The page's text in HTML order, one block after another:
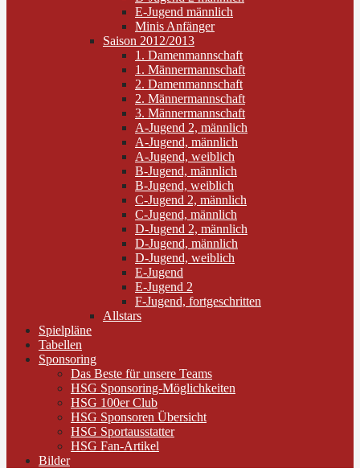
E-Jugend männlich
Minis Anfänger
Saison 2012/2013
1. Damenmannschaft
1. Männermannschaft
2. Damenmannschaft
2. Männermannschaft
3. Männermannschaft
A-Jugend 2, männlich
A-Jugend, männlich
A-Jugend, weiblich
B-Jugend, männlich
B-Jugend, weiblich
C-Jugend 2, männlich
C-Jugend, männlich
D-Jugend 2, männlich
D-Jugend, männlich
D-Jugend, weiblich
E-Jugend
E-Jugend 2
F-Jugend, fortgeschritten
Allstars
Spielpläne
Tabellen
Sponsoring
Das Beste für unsere Teams
HSG Sponsoring-Möglichkeiten
HSG 100er Club
HSG Sponsoren Übersicht
HSG Sportausstatter
HSG Fan-Artikel
Bilder